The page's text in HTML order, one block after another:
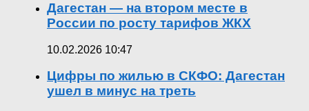
Дагестан — на втором месте в
России по росту тарифов ЖКХ
10.02.2026 10:47
Цифры по жилью в СКФО: Дагестан
ушел в минус на треть